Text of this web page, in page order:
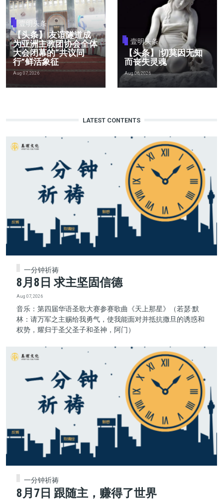
壹明头条
【头条】|友谊隧道成
为亚洲主教团协会全体
大会闭幕的“共议同
行”鲜活象征
Aug 07, 2026
壹明头条
【头条】|切莫因无知
而丧失灵魂
Aug 06, 2026
LATEST CONTENTS
一分钟祈祷
8月8日 求主坚固信德
Aug 07, 2026
音乐：第四届华语圣歌大赛参赛歌曲《天上那星》（若瑟·默
林：请万军之主赐给我勇气，使我能面对并抵抗撒旦的诱惑和
权势，耀归于圣父圣子和圣神，阿门）
一分钟祈祷
8月7日 跟随主，赚得了世界